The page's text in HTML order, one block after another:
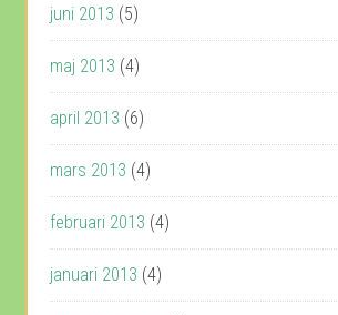
juni 2013 (5)
maj 2013 (4)
april 2013 (6)
mars 2013 (4)
februari 2013 (4)
januari 2013 (4)